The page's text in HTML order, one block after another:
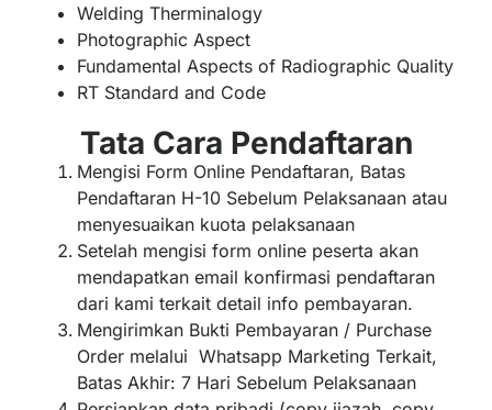
Welding Therminalogy
Photographic Aspect
Fundamental Aspects of Radiographic Quality
RT Standard and Code
Tata Cara Pendaftaran
Mengisi Form Online Pendaftaran, Batas
Pendaftaran H-10 Sebelum Pelaksanaan atau
menyesuaikan kuota pelaksanaan
Setelah mengisi form online peserta akan
mendapatkan email konfirmasi pendaftaran
dari kami terkait detail info pembayaran.
Mengirimkan Bukti Pembayaran / Purchase
Order melalui Whatsapp Marketing Terkait,
Batas Akhir: 7 Hari Sebelum Pelaksanaan